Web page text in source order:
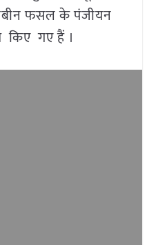
फसल के पंजीयन
किए गए हैं ।